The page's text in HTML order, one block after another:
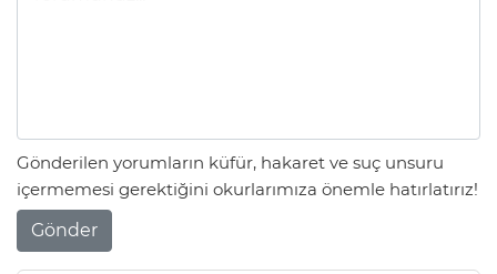
Gönderilen yorumların küfür, hakaret ve suç unsuru
içermemesi gerektiğini okurlarımıza önemle hatırlatırız!
Gönder